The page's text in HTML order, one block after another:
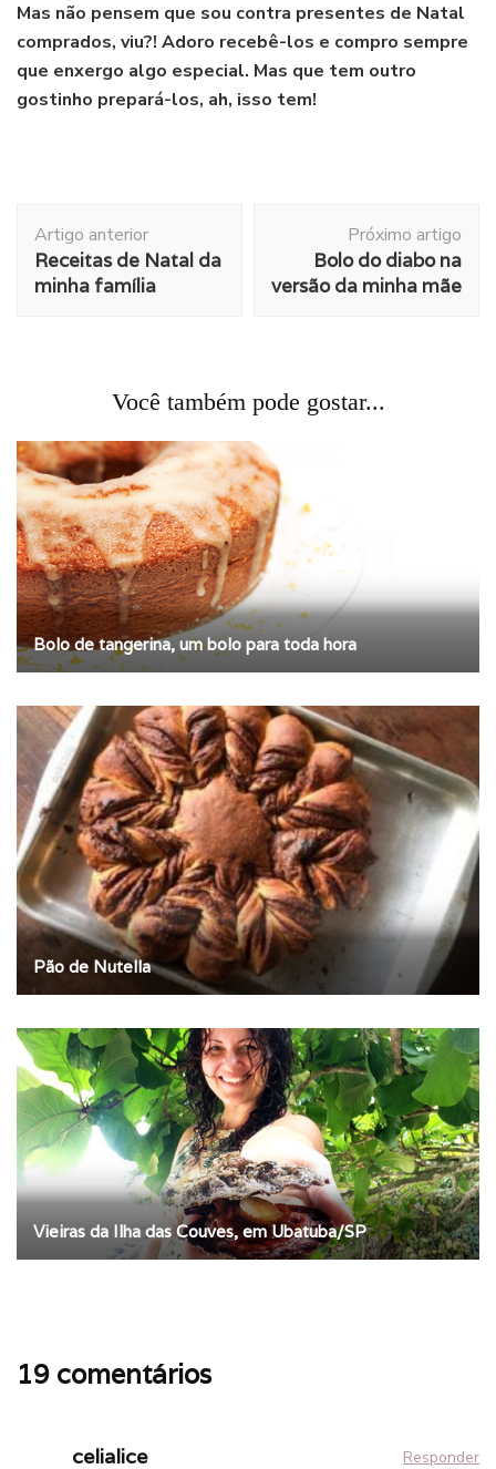
Mas não pensem que sou contra presentes de Natal
comprados, viu?! Adoro recebê-los e compro sempre
que enxergo algo especial. Mas que tem outro
gostinho prepará-los, ah, isso tem!
de
post
Artigo anterior
Receitas de Natal da
minha família
Próximo artigo
Bolo do diabo na
versão da minha mãe
Você também pode gostar...
Bolo de tangerina, um bolo para toda hora
Pão de Nutella
Vieiras da Ilha das Couves, em Ubatuba/SP
19 comentários
celialice Responder